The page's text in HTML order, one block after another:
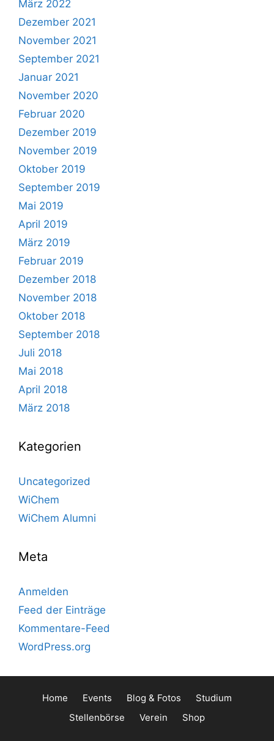
März 2022
Dezember 2021
November 2021
September 2021
Januar 2021
November 2020
Februar 2020
Dezember 2019
November 2019
Oktober 2019
September 2019
Mai 2019
April 2019
März 2019
Februar 2019
Dezember 2018
November 2018
Oktober 2018
September 2018
Juli 2018
Mai 2018
April 2018
März 2018
Kategorien
Uncategorized
WiChem
WiChem Alumni
Meta
Anmelden
Feed der Einträge
Kommentare-Feed
WordPress.org
Home Events Blog & Fotos
Studium
Stellenbörse
Verein Shop